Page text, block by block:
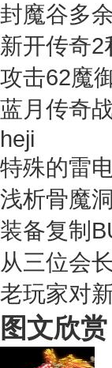
封魔谷多
新开传奇
攻击62魔
蓝月传奇
heji
特殊的雷
浅析骨魔
装备复制
从三位会
老玩家对
图文欣赏